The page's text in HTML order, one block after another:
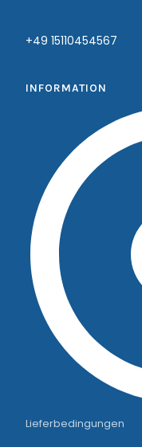
+49 15110454567
INFORMATION
Lieferbedingungen